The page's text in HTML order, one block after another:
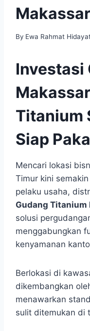
Makassar
By Ewa Rahmat
Investasi
Titanium
Siap
Mencari lokasi
Timur kini
pelaku usaha,
Gudang Titanium
solusi
menggabungkan
kenyamanan
Berlokasi di
dikembangkan
menawarkan
sulit ditemukan di